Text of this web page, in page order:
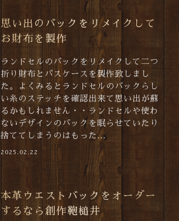
思い出のバックをリメイクして
お財布を製作
ランドセルのバックをリメイクして二つ
折り財布とパスケースを製作致しまし
た。よくみるとランドセルのバックらし
い糸のステッチを確認出来て思い出が蘇
るかもしれません・・ランドセルや使わ
ないデザインのバックを眠らせていたり
捨ててしまうのはもった...
2025.02.22
本革ウエストバックをオーダー
するなら創作鞄槌井